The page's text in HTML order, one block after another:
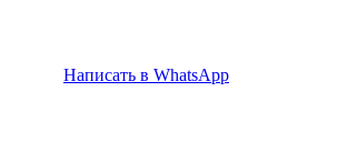
Написать в WhatsApp